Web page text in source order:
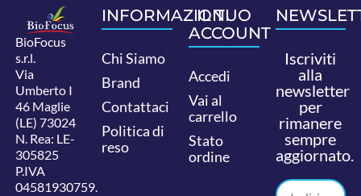
BioFocus
s.r.l.
Via
Umberto I
46 Maglie
(LE) 73024
N. Rea: LE-
305825
P.IVA
04581930759.
INFORMAZIONI
Chi Siamo
Brand
Contattaci
Politica di
reso
IL TUO
ACCOUNT
Accedi
Vai al
carrello
Stato
ordine
Iscriviti
alla
newsletter
per
rimanere
sempre
aggiornato.